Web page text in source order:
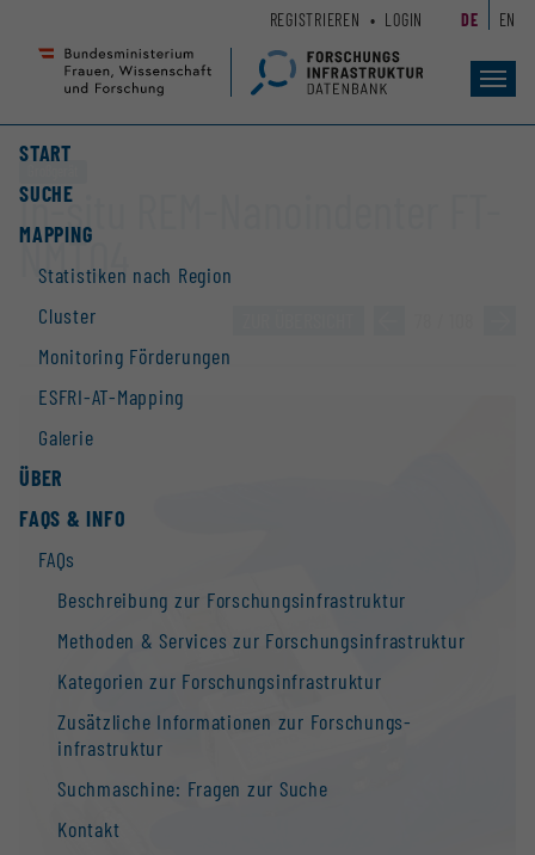
Seiteninhalt
Accesskey
Hauptnavigation
Accesskey
START
SUCHE
MAPPING
Statistiken nach Region
Cluster
Monitoring Förderungen
ESFRI-AT-Mapping
Galerie
ÜBER
FAQS & INFO
FAQs
Beschreibung zur Forschungs­infrastruktur
Methoden & Services zur Forschungs­infrastruktur
Kategorien zur Forschungs­infrastruktur
Zusätzliche Informationen zur Forschungs­
infrastruktur
Suchmaschine: Fragen zur Suche
Kontakt
REGISTRIEREN LOGIN DE EN
In-situ REM-Nanoindenter FT-
NMT04